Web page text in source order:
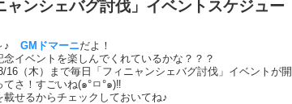
ンシェバグ討伐」イベントスケジュー
♪ GMドマーニだよ！
念イベントを楽しんでくれているかな？？？
16（木）まで毎日「フィニャンシェバグ討伐」イベントが開
さ！すごいね(๑°ㅁ°๑)‼
載せるからチェックしておいてね♪